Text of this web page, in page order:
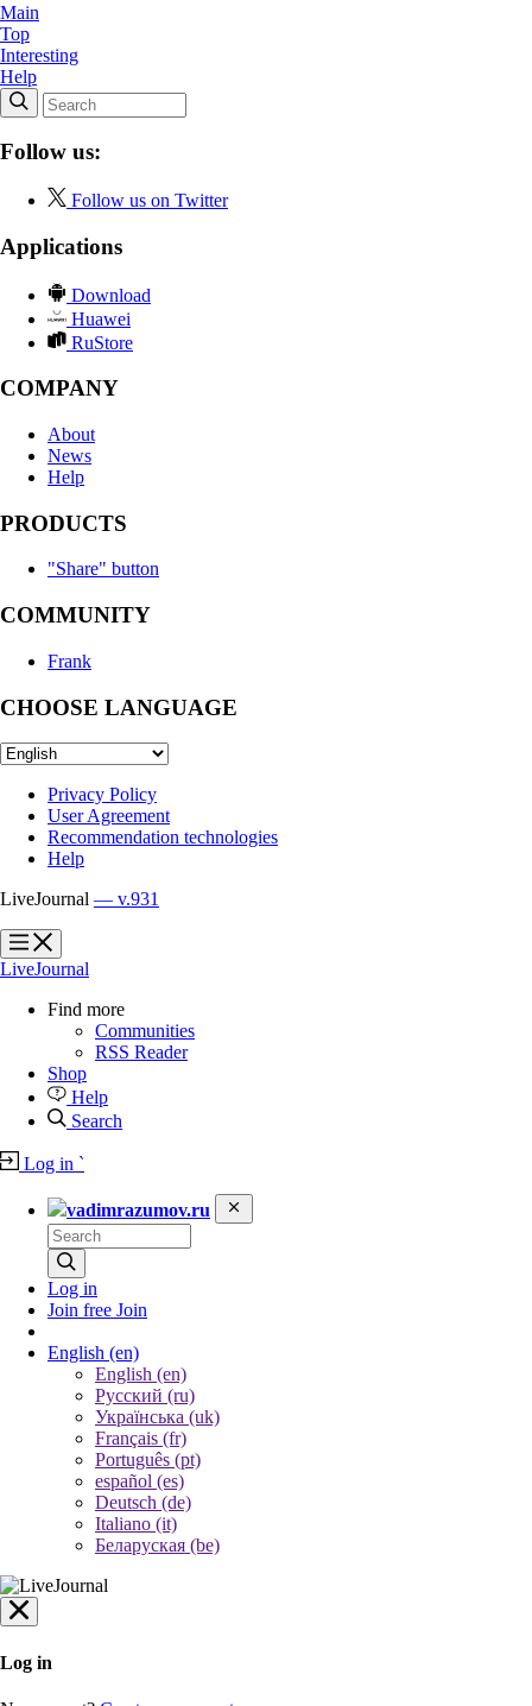
Main
Top
Interesting
Help
Follow us:
Follow us on Twitter
Applications
Download
Huawei
RuStore
COMPANY
About
News
Help
PRODUCTS
"Share" button
COMMUNITY
Frank
CHOOSE LANGUAGE
Privacy Policy
User Agreement
Recommendation technologies
Help
LiveJournal — v.931
?
?
LiveJournal
Find more
Communities
RSS Reader
Shop
Help
Search
Log in `
vadimrazumov.ru
Log in
Join free Join
English (en)
English (en)
Русский (ru)
Українська (uk)
Français (fr)
Português (pt)
español (es)
Deutsch (de)
Italiano (it)
Беларуская (be)
Log in